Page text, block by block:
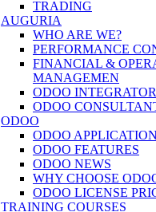
TRADING
AUGURIA
WHO ARE WE?
PERFORMANCE
FINANCIAL &
MANAGEMEN
ODOO INTEGRATOR
ODOO
ODOO
ODOO
ODOO FEATURES
ODOO NEWS
WHY CHOOSE
ODOO LICENSE
TRAINING COURSES